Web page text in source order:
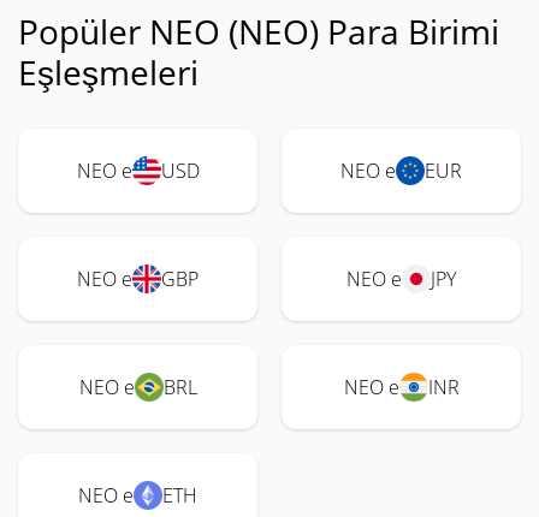
Popüler NEO (NEO) Para Birimi
Eşleşmeleri
NEO e USD NEO e EUR
NEO e GBP NEO e JPY
NEO e BRL NEO e INR
NEO e ETH